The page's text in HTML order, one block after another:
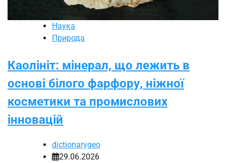
Наука
Природа
Каолініт: мінерал, що лежить в
основі білого фарфору, ніжної
косметики та промислових
інновацій
dictionarygeo
29.06.2026